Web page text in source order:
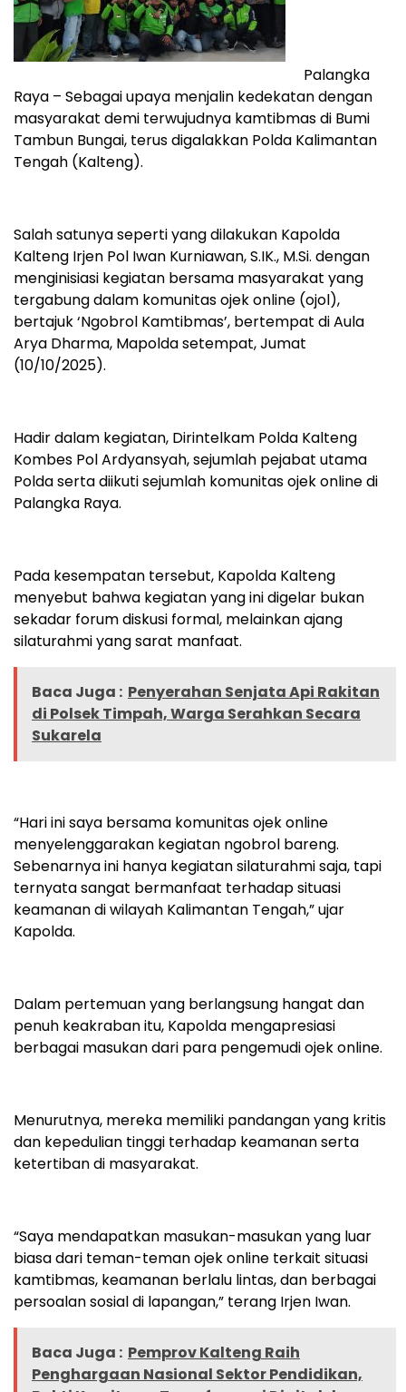
Palangka
Raya – Sebagai upaya menjalin kedekatan dengan
masyarakat demi terwujudnya kamtibmas di Bumi
Tambun Bungai, terus digalakkan Polda Kalimantan
Tengah (Kalteng).
Salah satunya seperti yang dilakukan Kapolda
Kalteng Irjen Pol Iwan Kurniawan, S.IK., M.Si. dengan
menginisiasi kegiatan bersama masyarakat yang
tergabung dalam komunitas ojek online (ojol),
bertajuk ‘Ngobrol Kamtibmas’, bertempat di Aula
Arya Dharma, Mapolda setempat, Jumat
(10/10/2025).
Hadir dalam kegiatan, Dirintelkam Polda Kalteng
Kombes Pol Ardyansyah, sejumlah pejabat utama
Polda serta diikuti sejumlah komunitas ojek online di
Palangka Raya.
Pada kesempatan tersebut, Kapolda Kalteng
menyebut bahwa kegiatan yang ini digelar bukan
sekadar forum diskusi formal, melainkan ajang
silaturahmi yang sarat manfaat.
Baca Juga : Penyerahan Senjata Api Rakitan
di Polsek Timpah, Warga Serahkan Secara
Sukarela
“Hari ini saya bersama komunitas ojek online
menyelenggarakan kegiatan ngobrol bareng.
Sebenarnya ini hanya kegiatan silaturahmi saja, tapi
ternyata sangat bermanfaat terhadap situasi
keamanan di wilayah Kalimantan Tengah,” ujar
Kapolda.
Dalam pertemuan yang berlangsung hangat dan
penuh keakraban itu, Kapolda mengapresiasi
berbagai masukan dari para pengemudi ojek online.
Menurutnya, mereka memiliki pandangan yang kritis
dan kepedulian tinggi terhadap keamanan serta
ketertiban di masyarakat.
“Saya mendapatkan masukan-masukan yang luar
biasa dari teman-teman ojek online terkait situasi
kamtibmas, keamanan berlalu lintas, dan berbagai
persoalan sosial di lapangan,” terang Irjen Iwan.
Baca Juga : Pemprov Kalteng Raih
Penghargaan Nasional Sektor Pendidikan,